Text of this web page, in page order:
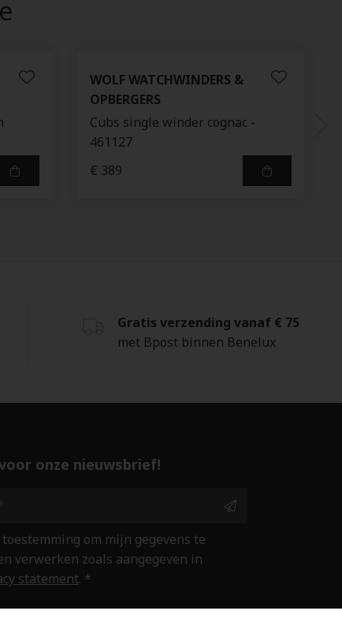
WOLF WATCHWINDERS &
OPBERGERS
Cubs single winder cognac -
461127
€ 389
Gratis verzending vanaf € 75
met Bpost binnen Benelux
onze nieuwsbrief!
om mijn gegevens te
verwerken zoals aangegeven in
statement. *